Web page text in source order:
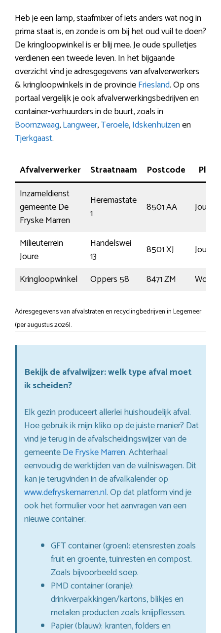
Heb je een lamp, staafmixer of iets anders wat nog in
prima staat is, en zonde is om bij het oud vuil te doen?
De kringloopwinkel is er blij mee. Je oude spulletjes
verdienen een tweede leven. In het bijgaande
overzicht vind je adresgegevens van afvalverwerkers
& kringloopwinkels in de provincieFriesland. Op ons
portaal vergelijk je ook afvalverwerkingsbedrijven en
container-verhuurders in de buurt, zoals in
Boornzwaag,Langweer,Teroele,Idskenhuizenen
Tjerkgaast.
Afvalverwerker Straatnaam Postcode
Inzameldienst
gemeente De
Fryske Marren
Heremastate
1
8501 AA Joure
Milieuterrein
Joure
Handelswei
13
8501 XJ
Joure
Kringloopwinkel
Oppers 58 8471 ZM
Adresgegevens van afvalstraten en recyclingbedrijven in Legemeer
(per augustus 2026).
Bekijk de afvalwijzer: welk type afval moet
ik scheiden?
Elk gezin produceert allerlei huishoudelijk afval.
Hoe gebruik ik mijn kliko op de juiste manier? Dat
vind je terug in de afvalscheidingswijzer van de
gemeenteDe Fryske Marren. Achterhaal
eenvoudig de werktijden van de vuilniswagen. Dit
kan je terugvinden in de afvalkalender op
www.defryskemarren.nl. Op dat platform vind je
ook het formulier voor het aanvragen van een
nieuwe container.
GFT container (groen): etensresten zoals
fruit en groente, tuinresten en compost.
Zoals bijvoorbeeld soep.
PMD container (oranje):
drinkverpakkingen/kartons, blikjes en
metalen producten zoals knijpflessen.
Papier (blauw): kranten, folders en